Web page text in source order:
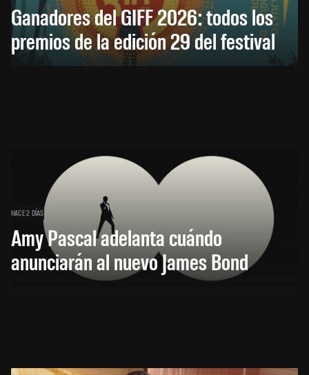
Ganadores del GIFF 2026: todos los
premios de la edición 29 del festival
HACE 2 DÍAS
Amy Pascal adelanta cuándo
anunciarán al nuevo James Bond